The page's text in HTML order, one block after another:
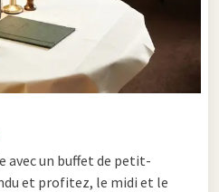
avec un buffet de petit-
et profitez, le midi et le